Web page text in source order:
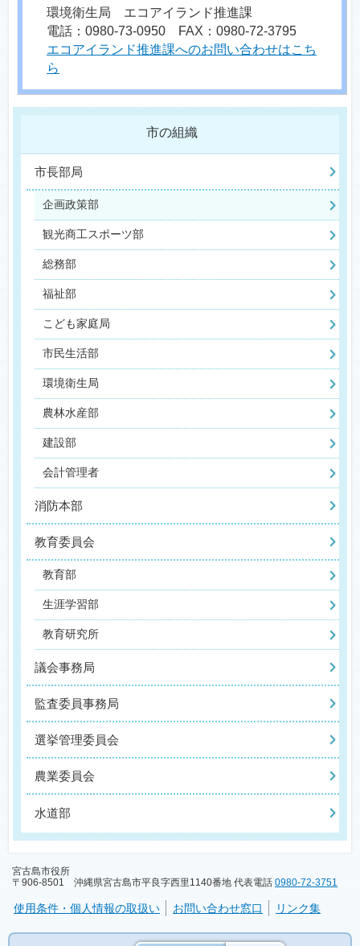
環境衛生局 エコアイランド推進課
電話：0980-73-0950 FAX：0980-72-3795
エコアイランド推進課へのお問い合わせはこち
ら
市の組織
市長部局
企画政策部
観光商工スポーツ部
総務部
福祉部
こども家庭局
市民生活部
環境衛生局
農林水産部
建設部
会計管理者
消防本部
教育委員会
教育部
生涯学習部
教育研究所
議会事務局
監査委員事務局
選挙管理委員会
農業委員会
水道部
宮古島市役所
〒906-8501 沖縄県宮古島市平良字西里1140番地 代表電話 0980-72-3751
使用条件・個人情報の取扱い お問い合わせ窓口 リンク集